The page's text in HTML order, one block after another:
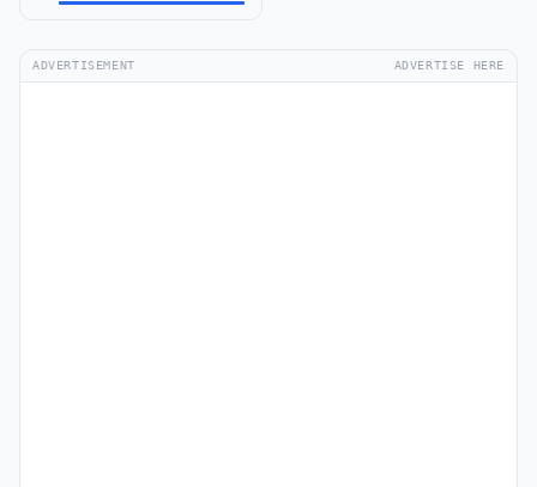
ADVERTISEMENT ADVERTISE HERE